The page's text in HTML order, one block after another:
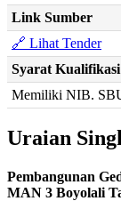
Link Sumber
🔗 Lihat Tender
Syarat Kualifikasi
Memiliki NIB.
Uraian
Pembangunan
MAN 3 Boyolali